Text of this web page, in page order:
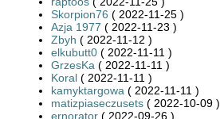
Skorpion76 ( 2022-11-25 )
Azja 1977 ( 2022-11-23 )
Zbyh ( 2022-11-12 )
elkubutt0 ( 2022-11-11 )
GrzesKa ( 2022-11-11 )
Koral ( 2022-11-11 )
kamyktargowa ( 2022-11-11 )
matizpiaseczusets ( 2022-10-09 )
ernorator ( 2022-09-26 )